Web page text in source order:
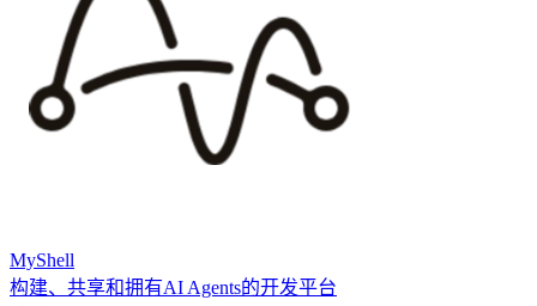
MyShell
构建、共享和拥有AI Agents的开发平台